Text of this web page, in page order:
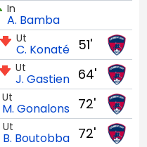
In
A. Bamba
51'
Ut
C. Konaté
64'
Ut
J. Gastien
72'
Ut
M. Gonalons
72'
Ut
B. Boutobba